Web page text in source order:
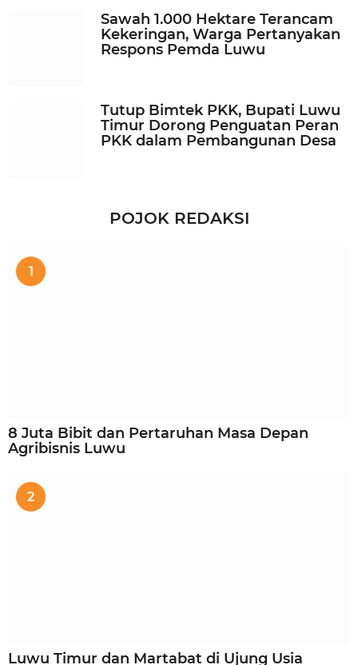
Sawah 1.000 Hektare Terancam
Kekeringan, Warga Pertanyakan
Respons Pemda Luwu
Tutup Bimtek PKK, Bupati Luwu
Timur Dorong Penguatan Peran
PKK dalam Pembangunan Desa
POJOK REDAKSI
1
8 Juta Bibit dan Pertaruhan Masa Depan
Agribisnis Luwu
2
Luwu Timur dan Martabat di Ujung Usia